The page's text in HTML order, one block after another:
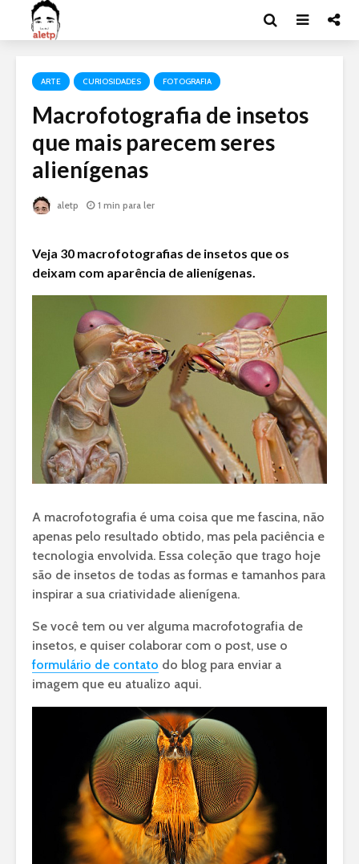
ARTE CURIOSIDADES FOTOGRAFIA
Macrofotografia de insetos
que mais parecem seres
alienígenas
aletp 1 min para ler
Veja 30 macrofotografias de insetos que os
deixam com aparência de alienígenas.
A macrofotografia é uma coisa que me fascina, não
apenas pelo resultado obtido, mas pela paciência e
tecnologia envolvida. Essa coleção que trago hoje
são de insetos de todas as formas e tamanhos para
inspirar a sua criatividade alienígena.
Se você tem ou ver alguma macrofotografia de
insetos, e quiser colaborar com o post, use o
formulário de contato do blog para enviar a
imagem que eu atualizo aqui.